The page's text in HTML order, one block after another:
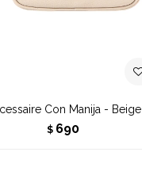
Con Manija - Beige
$ 690